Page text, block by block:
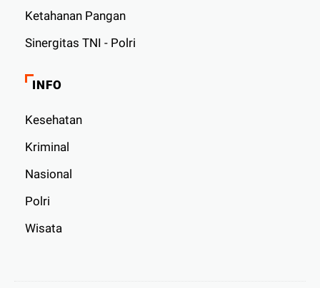
Ketahanan Pangan
Sinergitas TNI - Polri
INFO
Kesehatan
Kriminal
Nasional
Polri
Wisata